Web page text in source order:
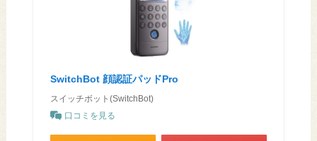
SwitchBot 顔認証パッドPro
スイッチボット(SwitchBot)
口コミを見る